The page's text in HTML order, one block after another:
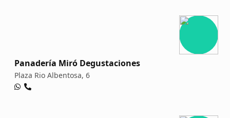
Panadería Miró Degustaciones
Plaza Rio Albentosa, 6